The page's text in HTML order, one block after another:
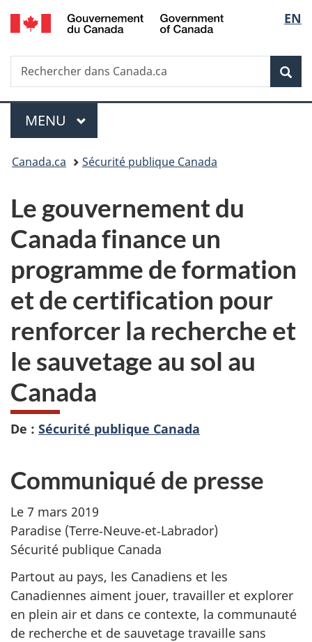
Passer
au
principal
Passer
à
Au
du
Passer
à
version
simplifiée
de
la
EN
Recherche
Rechercher
dans
Menu
MENU PRINCIPAL
Vous
ici :
Canada.ca Sécurité publique Canada
Le gouvernement du
Canada finance un
programme de formation
et de certification pour
renforcer la recherche et
le sauvetage au sol au
Canada
De : Sécurité publique Canada
Communiqué de presse
Le 7 mars 2019
Paradise (Terre‑Neuve‑et‑Labrador)
Sécurité publique Canada
Partout au pays, les Canadiens et les
Canadiennes aiment jouer, travailler et explorer
en plein air et dans ce contexte, la communauté
de recherche et de sauvetage travaille sans